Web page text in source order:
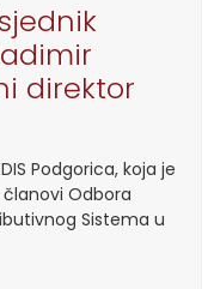
direktor
Podgorica, koja je
Odbora
Sistema u